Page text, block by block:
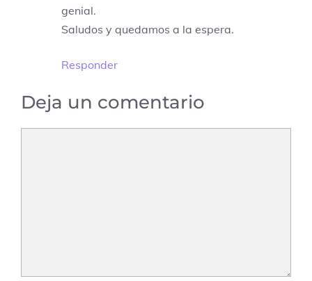
genial.
Saludos y quedamos a la espera.
Responder
Deja un comentario